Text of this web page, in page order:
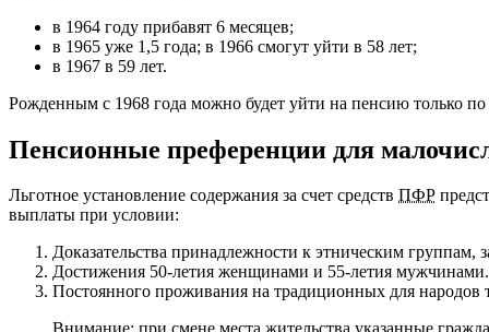
в 1964 году прибавят 6 месяцев;
в 1965 уже 1,5 года; в 1966 смогут уйти в 58 лет;
в 1967 в 59 лет.
Рожденным с 1968 года можно будет уйти на пенсию только
Пенсионные преференции для
Льготное установление содержания за счет средств ПФР
выплаты при условии:
Доказательства принадлежности к этническим
Достижения 50-летия женщинами и 55-летия мужчинами.
Постоянного проживания на традиционных для народов